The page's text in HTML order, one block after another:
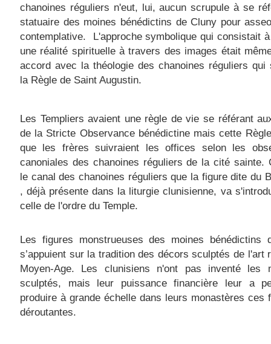
chanoines réguliers n'eut, lui, aucun scrupule à se
statuaire des moines bénédictins de Cluny pour
contemplative. L'approche symbolique qui consistait
une réalité spirituelle à travers des images était
accord avec la théologie des chanoines réguliers qui
la Règle de Saint Augustin.
Les Templiers avaient une règle de vie se référant
de la Stricte Observance bénédictine mais cette
que les frères suivraient les offices selon les
canoniales des chanoines réguliers de la cité sainte.
le canal des chanoines réguliers que la figure dite du
, déjà présente dans la liturgie clunisienne, va
celle de l'ordre du Temple.
Les figures monstrueuses des moines bénédictins
s’appuient sur la tradition des décors sculptés de l'art
Moyen-Age. Les clunisiens n'ont pas inventé les
sculptés, mais leur puissance financière leur a
produire à grande échelle dans leurs monastères ces
déroutantes.